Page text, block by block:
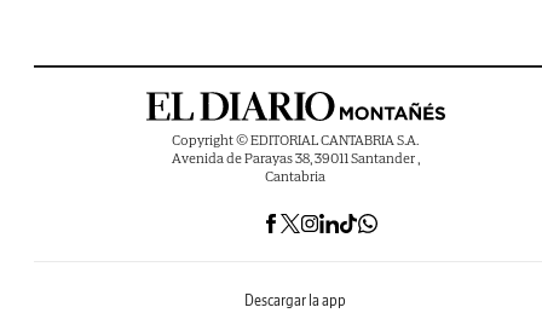
Copyright © EDITORIAL CANTABRIA S.A.
Avenida de Parayas 38, 39011 Santander ,
Cantabria
Descargar la app